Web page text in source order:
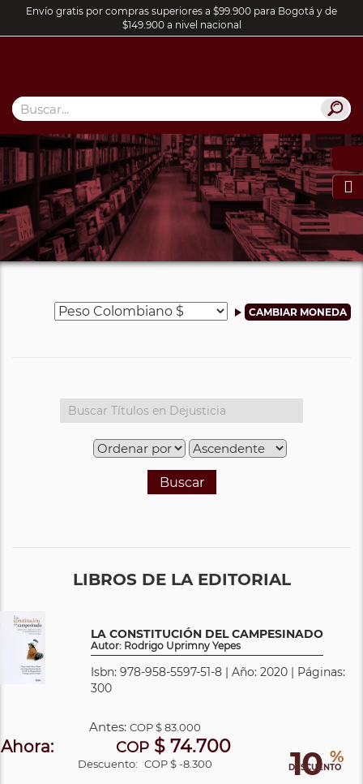
Envío gratis por compras superiores a $99.900 para Bogotá y de
$149.900 a nivel nacional

Buscar
LIBROS DE LA EDITORIAL
LA CONSTITUCIÓN DEL CAMPESINADO
Autor: Rodrigo Uprimny Yepes
Isbn: 978-958-5597-51-8 | Año: 2020 | Páginas:
300
10 %
DESCUENTO
Antes:COP$ 83.000
Ahora: COP $ 74.700
Descuento: COP $ -8.300